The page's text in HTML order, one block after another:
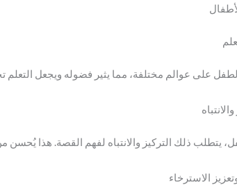
على عوالم مختلفة، مما يثير فضوله ويجعل التعلم
يتطلب ذلك التركيز والانتباه لفهم القصة. هذا